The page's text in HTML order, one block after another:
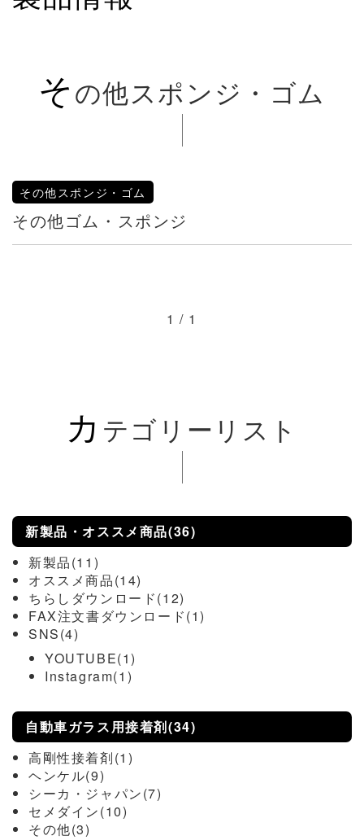
その他スポンジ・ゴム
その他スポンジ・ゴム
その他ゴム・スポンジ
1 / 1
カ テゴリーリスト
新製品・オススメ商品(36)
新製品(11)
オススメ商品(14)
ちらしダウンロード(12)
FAX注文書ダウンロード(1)
SNS(4)
YOUTUBE(1)
Instagram(1)
自動車ガラス用接着剤(34)
高剛性接着剤(1)
ヘンケル(9)
シーカ・ジャパン(7)
セメダイン(10)
その他(3)